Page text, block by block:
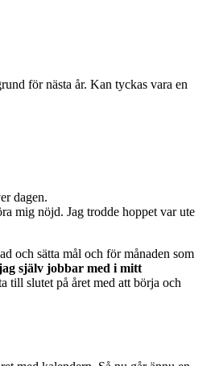
för nästa år. Kan tyckas vara en
dagen.
mig nöjd. Jag trodde hoppet var ute
och sätta mål och för månaden som
själv jobbar med i mitt
till slutet på året med att börja och